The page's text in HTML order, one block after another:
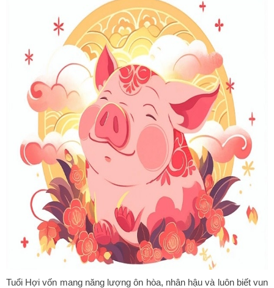
Tuổi Hợi vốn mang năng lượng ôn hòa, nhân hậu và luôn biết vun